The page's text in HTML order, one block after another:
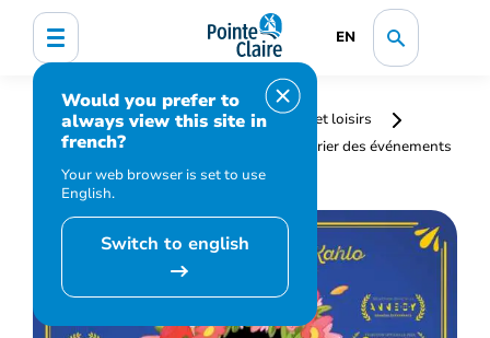
EN
Would you prefer to
always view this site in
french?
Your web browser is set to use
English.
Switch to english
Accueil
Bibliothèque, culture, sports et loisirs
Programmation et inscription
Calendrier des événements
et activités
Hola Frida